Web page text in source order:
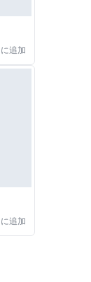
に追加
に追加